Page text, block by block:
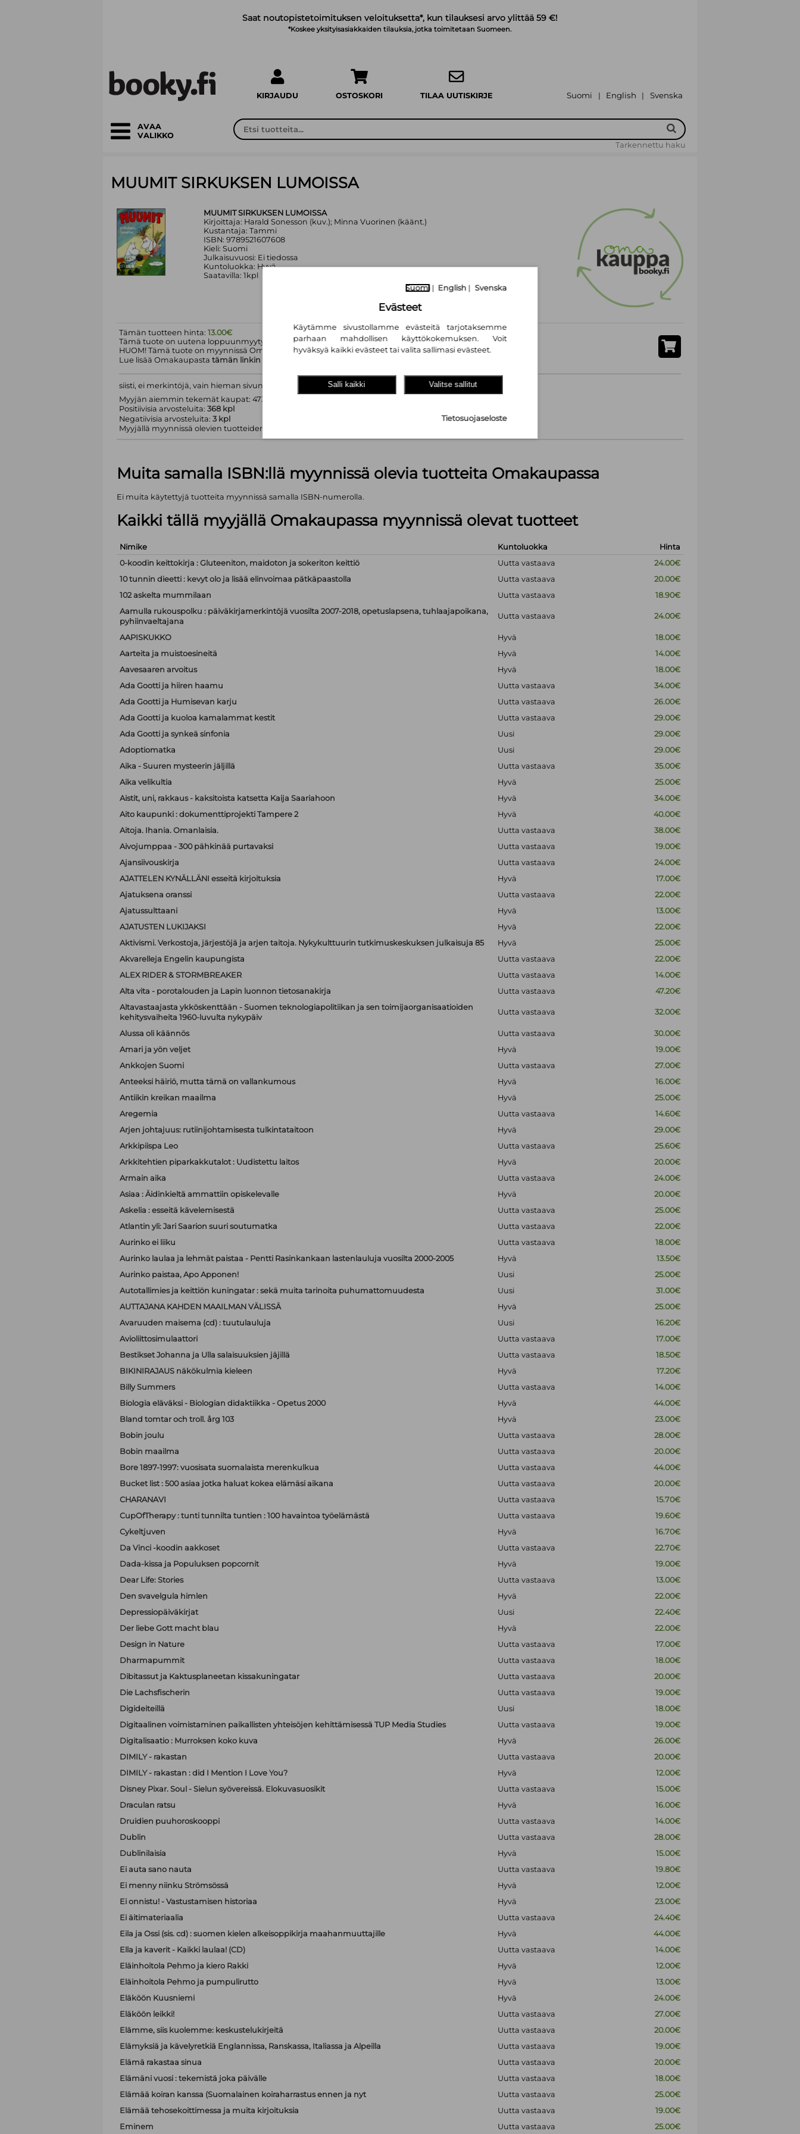
Saat noutopistetoimituksen veloituksetta*, kun tilauksesi arvo ylittää 59 €!
*Koskee yksityisasiakkaiden tilauksia, jotka toimitetaan Suomeen.
KIRJAUDU OSTOSKORI TILAA UUTISKIRJE Suomi | English | Svenska
AVAA
VALIKKO
Tarkennettu haku
MUUMIT SIRKUKSEN LUMOISSA
MUUMIT SIRKUKSEN LUMOISSA
Kirjoittaja: Harald Sonesson (kuv.); Minna Vuorinen (käänt.)
Kustantaja: Tammi
ISBN: 9789521607608
Kieli: Suomi
Julkaisuvuosi: Ei tiedossa
Kuntoluokka: Hyvä
Saatavilla: 1kpl
Tämän tuotteen hinta: 13.00€
Tämä tuote on uutena loppuunmyyty.
HUOM! Tämä tuote on myynnissä Omakaupassa
Lue lisää Omakaupasta tämän linkin
siisti, ei merkintöjä, vain hieman sivunkääntelyryppyä
Myyjän aiemmin tekemät kaupat: 473 kpl
Positiivisia arvosteluita: 368 kpl
Negatiivisia arvosteluita: 3 kpl
Myyjällä myynnissä olevien tuotteiden määrä (kts. alla): 923 kpl
Muita samalla ISBN:llä myynnissä olevia tuotteita Omakaupassa
Ei muita käytettyjä tuotteita myynnissä samalla ISBN-numerolla.
Kaikki tällä myyjällä Omakaupassa myynnissä olevat tuotteet
Nimike Kuntoluokka
Hinta
0-koodin keittokirja : Gluteeniton, maidoton ja sokeriton keittiö
Uutta vastaava
24.00€
10 tunnin dieetti : kevyt olo ja lisää elinvoimaa pätkäpaastolla
Uutta vastaava
20.00€
102 askelta mummilaan
Uutta vastaava
18.90€
Aamulla rukouspolku : päiväkirjamerkintöjä vuosilta 2007-2018, opetuslapsena, tuhlaajapoikana,
pyhiinvaeltajana
Uutta vastaava 24.00€
AAPISKUKKO Hyvä
18.00€
Aarteita ja muistoesineitä
Hyvä
14.00€
Aavesaaren arvoitus
Hyvä
18.00€
Ada Gootti ja hiiren haamu
Uutta vastaava
34.00€
Ada Gootti ja Humisevan karju
Uutta vastaava
26.00€
Ada Gootti ja kuoloa kamalammat kestit
Uutta vastaava
29.00€
Ada Gootti ja synkeä sinfonia
Uusi
29.00€
Adoptiomatka
Uusi
29.00€
Aika - Suuren mysteerin jäljillä
Uutta vastaava
35.00€
Aika velikultia
Hyvä
25.00€
Aistit, uni, rakkaus - kaksitoista katsetta Kaija Saariahoon
Hyvä
34.00€
Aito kaupunki : dokumenttiprojekti Tampere 2
Hyvä
40.00€
Aitoja. Ihania. Omanlaisia.
Uutta vastaava
38.00€
Aivojumppaa - 300 pähkinää purtavaksi
Uutta vastaava
19.00€
Ajansiivouskirja
Uutta vastaava
24.00€
AJATTELEN KYNÄLLÄNI esseitä kirjoituksia
Hyvä
17.00€
Ajatuksena oranssi
Uutta vastaava
22.00€
Ajatussulttaani
Hyvä
13.00€
AJATUSTEN LUKIJAKSI
Hyvä
22.00€
Aktivismi. Verkostoja, järjestöjä ja arjen taitoja. Nykykulttuurin tutkimuskeskuksen julkaisuja 85
Hyvä
25.00€
Akvarelleja Engelin kaupungista
Uutta vastaava
22.00€
ALEX RIDER & STORMBREAKER
Uutta vastaava
14.00€
Alta vita - porotalouden ja Lapin luonnon tietosanakirja
Uutta vastaava
47.20€
Altavastaajasta ykköskenttään - Suomen teknologiapolitiikan ja sen toimijaorganisaatioiden
kehitysvaiheita 1960-luvulta nykypäiv
Uutta vastaava 32.00€
Alussa oli käännös Uutta vastaava
30.00€
Amari ja yön veljet
Hyvä
19.00€
Ankkojen Suomi
Uutta vastaava
27.00€
Anteeksi häiriö, mutta tämä on vallankumous
Hyvä
16.00€
Antiikin kreikan maailma
Hyvä
25.00€
Aregemia
Uutta vastaava
14.60€
Arjen johtajuus: rutiinijohtamisesta tulkintataitoon
Hyvä
29.00€
Arkkipiispa Leo
Uutta vastaava
25.60€
Arkkitehtien piparkakkutalot : Uudistettu laitos
Hyvä
20.00€
Armain aika
Uutta vastaava
24.00€
Asiaa : Äidinkieltä ammattiin opiskelevalle
Hyvä
20.00€
Askelia : esseitä kävelemisestä
Uutta vastaava
25.00€
Atlantin yli: Jari Saarion suuri soutumatka
Uutta vastaava
22.00€
Aurinko ei liiku
Uutta vastaava
18.00€
Aurinko laulaa ja lehmät paistaa - Pentti Rasinkankaan lastenlauluja vuosilta 2000-2005
Hyvä
13.50€
Aurinko paistaa, Apo Apponen!
Uusi
25.00€
Autotallimies ja keittiön kuningatar : sekä muita tarinoita puhumattomuudesta
Uusi
31.00€
AUTTAJANA KAHDEN MAAILMAN VÄLISSÄ
Hyvä
25.00€
Avaruuden maisema (cd) : tuutulauluja
Uusi
16.20€
Avioliittosimulaattori
Uutta vastaava
17.00€
Bestikset Johanna ja Ulla salaisuuksien jäjillä
Uutta vastaava
18.50€
BIKINIRAJAUS näkökulmia kieleen
Hyvä
17.20€
Billy Summers
Uutta vastaava
14.00€
Biologia eläväksi - Biologian didaktiikka - Opetus 2000
Hyvä
44.00€
Bland tomtar och troll. årg 103
Hyvä
23.00€
Bobin joulu
Uutta vastaava
28.00€
Bobin maailma
Uutta vastaava
20.00€
Bore 1897-1997: vuosisata suomalaista merenkulkua
Uutta vastaava
44.00€
Bucket list : 500 asiaa jotka haluat kokea elämäsi aikana
Uutta vastaava
20.00€
CHARANAVI
Uutta vastaava
15.70€
CupOfTherapy : tunti tunnilta tuntien : 100 havaintoa työelämästä
Uutta vastaava
19.60€
Cykeltjuven
Hyvä
16.70€
Da Vinci -koodin aakkoset
Uutta vastaava
22.70€
Dada-kissa ja Populuksen popcornit
Hyvä
19.00€
Dear Life: Stories
Uutta vastaava
13.00€
Den svavelgula himlen
Hyvä
22.00€
Depressiopäiväkirjat
Uusi
22.40€
Der liebe Gott macht blau
Hyvä
22.00€
Design in Nature
Uutta vastaava
17.00€
Dharmapummit
Uutta vastaava
18.00€
Dibitassut ja Kaktusplaneetan kissakuningatar
Uutta vastaava
20.00€
Die Lachsfischerin
Uutta vastaava
19.00€
Digideiteillä
Uusi
18.00€
Digitaalinen voimistaminen paikallisten yhteisöjen kehittämisessä TUP Media Studies
Uutta vastaava
19.00€
Digitalisaatio : Murroksen koko kuva
Hyvä
26.00€
DIMILY - rakastan
Uutta vastaava
20.00€
DIMILY - rakastan : did I Mention I Love You?
Hyvä
12.00€
Disney Pixar. Soul - Sielun syövereissä. Elokuvasuosikit
Uutta vastaava
15.00€
Draculan ratsu
Hyvä
16.00€
Druidien puuhoroskooppi
Uutta vastaava
14.00€
Dublin
Uutta vastaava
28.00€
Dublinilaisia
Hyvä
15.00€
Ei auta sano nauta
Uutta vastaava
19.80€
Ei menny niinku Strömsössä
Hyvä
12.00€
Ei onnistu! - Vastustamisen historiaa
Hyvä
23.00€
Ei äitimateriaalia
Uutta vastaava
24.40€
Eila ja Ossi (sis. cd) : suomen kielen alkeisoppikirja maahanmuuttajille
Hyvä
44.00€
Ella ja kaverit - Kaikki laulaa! (CD)
Uutta vastaava
14.00€
Eläinhoitola Pehmo ja kiero Rakki
Hyvä
12.00€
Eläinhoitola Pehmo ja pumpulirutto
Hyvä
13.00€
Eläköön Kuusniemi
Hyvä
24.00€
Eläköön leikki!
Uutta vastaava
27.00€
Elämme, siis kuolemme: keskustelukirjeitä
Uutta vastaava
20.00€
Elämyksiä ja kävelyretkiä Englannissa, Ranskassa, Italiassa ja Alpeilla
Uutta vastaava
19.00€
Elämä rakastaa sinua
Uutta vastaava
20.00€
Elämäni vuosi : tekemistä joka päivälle
Uutta vastaava
18.00€
Elämää koiran kanssa (Suomalainen koiraharrastus ennen ja nyt
Uutta vastaava
25.00€
Elämää tehosekoittimessa ja muita kirjoituksia
Uutta vastaava
19.00€
Eminem
Uutta vastaava 25.00€
Suomi| English | Svenska
Evästeet
Käytämme sivustollamme evästeitä tarjotaksemme
parhaan mahdollisen käyttökokemuksen. Voit
hyväksyä kaikki evästeet tai valita sallimasi evästeet.
Salli kaikki Valitse sallitut
Tietosuojaseloste